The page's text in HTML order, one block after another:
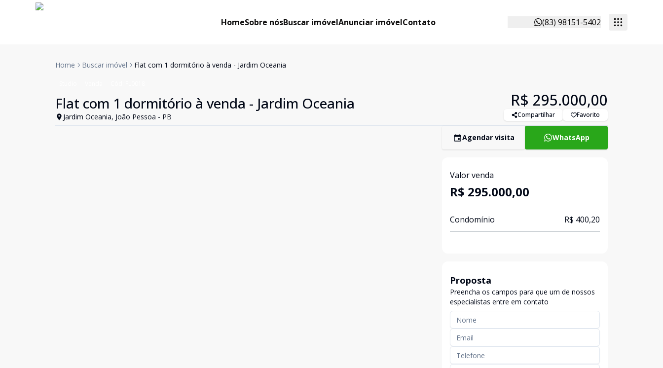
HomeSobre nósBuscar imóvelAnunciar imóvelContato (83) 98151-5402
Home Buscar imóvel Flat com 1 dormitório à venda - Jardim Oceania
Flat com 1 dormitório à venda - Jardim Oceania
Jardim Oceania, João Pessoa - PB
R$ 295.000,00
Compartilhar Favorito
Agendar visita WhatsApp
Valor venda
R$ 295.000,00
Condomínio R$ 400,20
Proposta
Preencha os campos para que um de nossos
especialistas entre em contato